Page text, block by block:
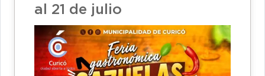
al 21 de julio